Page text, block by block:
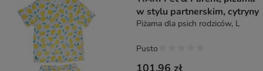
w stylu partnerskim, cytryny
Piżama dla psich rodziców, L
101,96 zł
Pusto